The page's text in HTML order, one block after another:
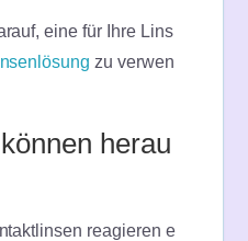
eine für Ihre Lins
zu verwen
herau
reagieren e